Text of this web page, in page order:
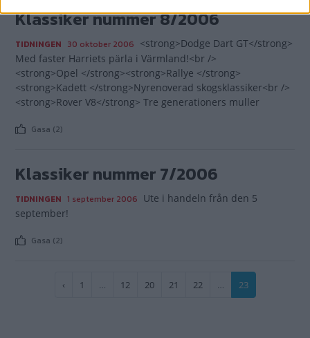
Klassiker nummer 8/2006
TIDNINGEN 30 oktober 2006 <strong>Dodge Dart GT</strong>
Med faster Harriets pärla i Värmland!<br />
<strong>Opel </strong><strong>Rallye </strong>
<strong>Kadett </strong>Nyrenoverad skogsklassiker<br />
<strong>Rover V8</strong> Tre generationers muller
Gasa (2)
Klassiker nummer 7/2006
TIDNINGEN 1 september 2006 Ute i handeln från den 5
september!
Gasa (2)
Paginering
Föregående
‹ Sida
1 … Sida
12 Sida
20 Sida
21 Sida
22 …
Nuvarande
23